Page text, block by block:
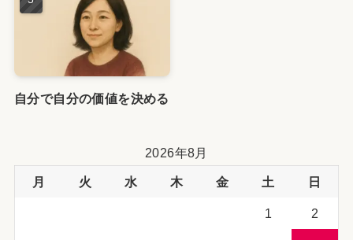
自分で自分の価値を決める
2026年8月
月 火 水 木 金 土 日
1 2